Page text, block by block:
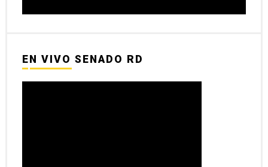
EN VIVO SENADO RD